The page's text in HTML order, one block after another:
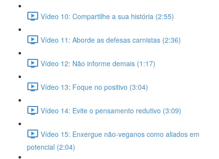
Vídeo 10: Compartilhe a sua história (2:55)
Vídeo 11: Aborde as defesas carnistas (2:36)
Vídeo 12: Não informe demais (1:17)
Vídeo 13: Foque no positivo (3:04)
Vídeo 14: Evite o pensamento redutivo (3:09)
Vídeo 15: Enxergue não-veganos como aliados em
potencial (2:04)